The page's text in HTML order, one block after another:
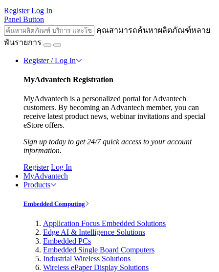
Register Log In
Panel Button
คุณสามารถค้นหาผลิตภัณฑ์หลาย
พันรายการ
Register / Log In
MyAdvantech Registration
MyAdvantech is a personalized portal for Advantech
customers. By becoming an Advantech member, you can
receive latest product news, webinar invitations and special
eStore offers.
Sign up today to get 24/7 quick access to your account
information.
Register Log In
MyAdvantech
Products
Embedded Computing
Application Focus Embedded Solutions
Edge AI & Intelligence Solutions
Embedded PCs
Embedded Single Board Computers
Industrial Wireless Solutions
Wireless ePaper Display Solutions